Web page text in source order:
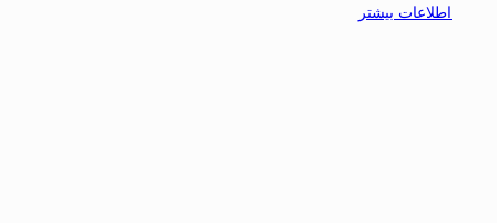
اطلاعات بیشتر